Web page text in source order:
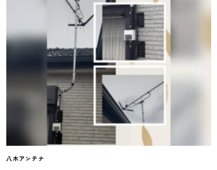
八木アンテナ